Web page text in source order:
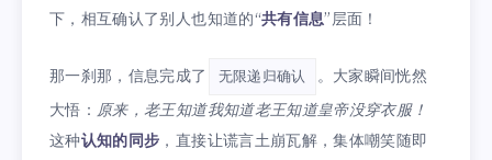
下，相互确认了别人也知道的“共有信息”层面！
那一刹那，信息完成了 无限递归确认
。大家瞬间恍然
大悟： 原来，老王知道我知道老王知道皇帝没穿衣服！
这种认知的同步 ，直接让谎言土崩瓦解，集体嘲笑随即